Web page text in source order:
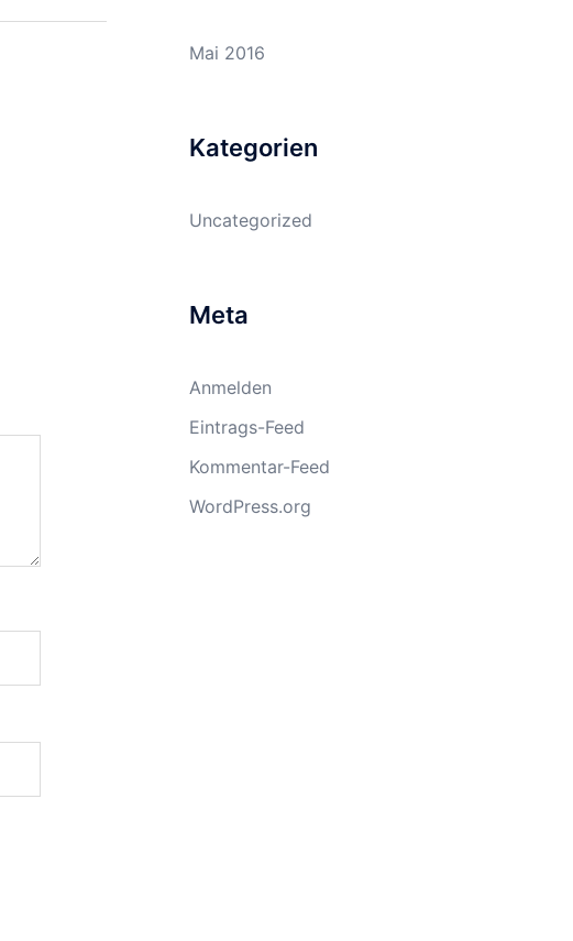
Mai 2016
Kategorien
Uncategorized
Meta
Anmelden
Eintrags-Feed
Kommentar-Feed
WordPress.org